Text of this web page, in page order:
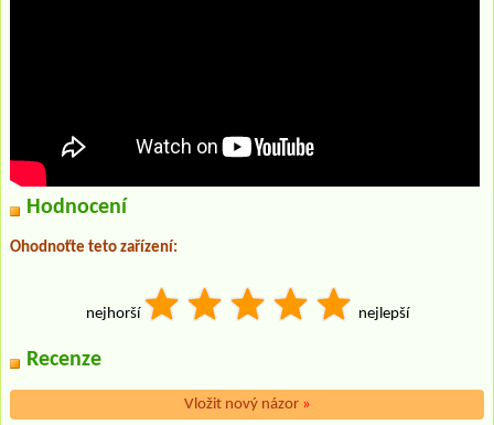
Hodnocení
Ohodnoťte teto zařízení:
nejhorší nejlepší
Recenze
Vložit nový názor »